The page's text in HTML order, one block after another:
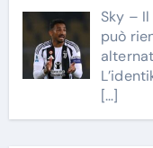
Sky –
può
[…]